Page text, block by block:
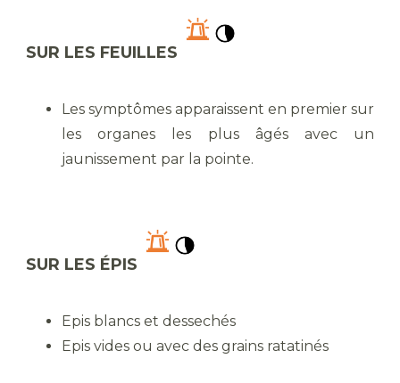
SUR LES FEUILLES
Les symptômes apparaissent en premier sur
les organes les plus âgés avec un
jaunissement par la pointe.
SUR LES ÉPIS
Epis blancs et dessechés
Epis vides ou avec des grains ratatinés